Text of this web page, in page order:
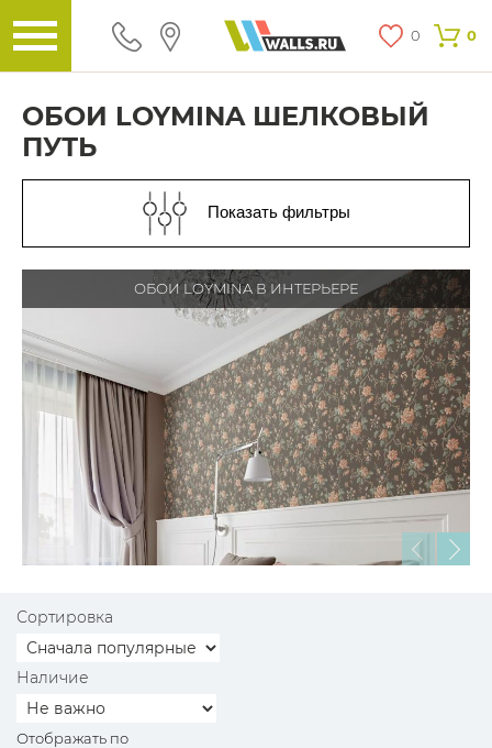
0 0
ОБОИ LOYMINA ШЕЛКОВЫЙ
ПУТЬ
Показать фильтры
ОБОИ LOYMINA В ИНТЕРЬЕРЕ
Сортировка
Наличие
Отображать по